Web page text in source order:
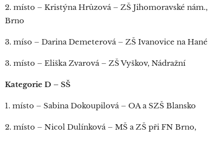
2. místo – Kristýna Hrůzová – ZŠ Jihomoravské nám.,
Brno
3. míso – Darina Demeterová – ZŠ Ivanovice na Hané
3. místo – Eliška Zvarová – ZŠ Vyškov, Nádražní
Kategorie D – SŠ
1. místo – Sabina Dokoupilová – OA a SZŠ Blansko
2. místo – Nicol Dulínková – MŠ a ZŠ při FN Brno,